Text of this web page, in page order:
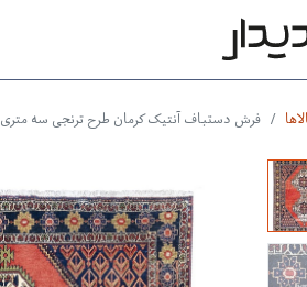
فرش دستباف آنتیک کرمان طرح ترنجی سه متری